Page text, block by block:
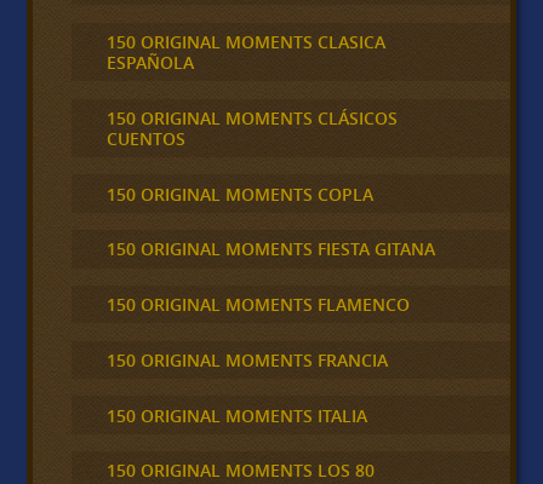
150 ORIGINAL MOMENTS CLASICA
ESPAÑOLA
150 ORIGINAL MOMENTS CLÁSICOS
CUENTOS
150 ORIGINAL MOMENTS COPLA
150 ORIGINAL MOMENTS FIESTA GITANA
150 ORIGINAL MOMENTS FLAMENCO
150 ORIGINAL MOMENTS FRANCIA
150 ORIGINAL MOMENTS ITALIA
150 ORIGINAL MOMENTS LOS 80